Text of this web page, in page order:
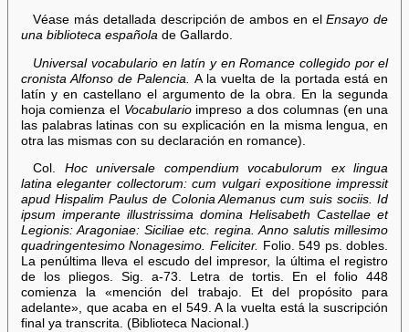
Véase más detallada descripción de ambos en elEnsayo de
una biblioteca españolade Gallardo.
Universal vocabulario en latín y en Romance collegido por el
cronista Alfonso de Palencia.
A la vuelta de la portada está en
latín y en castellano el argumento de la obra. En la segunda
hoja comienza el Vocabularioimpreso a dos columnas (en una
las palabras latinas con su explicación en la misma lengua, en
otra las mismas con su declaración en romance).
Col. Hoc universale compendium vocabulorum ex lingua
latina eleganter collectorum: cum vulgari expositione impressit
apud Hispalim Paulus de Colonia Alemanus cum suis sociis. Id
ipsum imperante illustrissima domina Helisabeth Castellae et
Legionis: Aragoniae: Siciliae etc. regina. Anno salutis millesimo
quadringentesimo Nonagesimo. Feliciter. Folio. 549 ps. dobles.
La penúltima lleva el escudo del impresor, la última el registro
de los pliegos. Sig. a-73. Letra de tortis. En el folio 448
comienza la «mención del trabajo. Et del propósito para
adelante», que acaba en el 549. A la vuelta está la suscripción
final ya transcrita. (Biblioteca Nacional.)